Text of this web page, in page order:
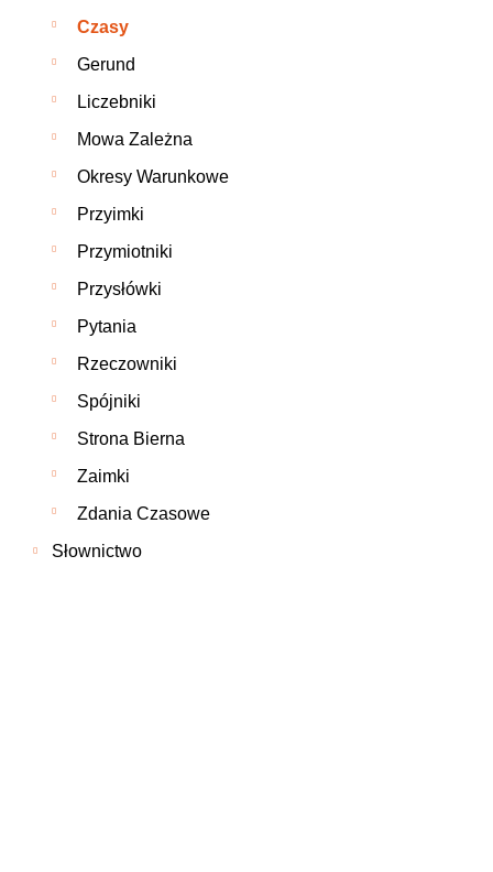
Czasy
Gerund
Liczebniki
Mowa Zależna
Okresy Warunkowe
Przyimki
Przymiotniki
Przysłówki
Pytania
Rzeczowniki
Spójniki
Strona Bierna
Zaimki
Zdania Czasowe
Słownictwo